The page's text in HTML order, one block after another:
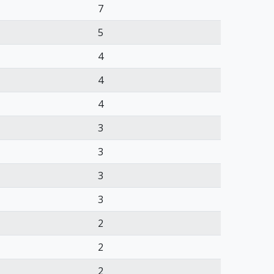
7
5
4
4
4
3
3
3
3
2
2
2